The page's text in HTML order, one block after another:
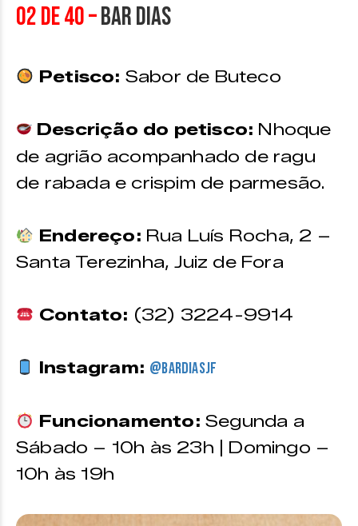
02 de 40 –Bar Dias
Petisco: Sabor de Buteco
Descrição do petisco: Nhoque
de agrião acompanhado de ragu
de rabada e crispim de parmesão.
Endereço: Rua Luís Rocha, 2 –
Santa Terezinha, Juiz de Fora
Contato: (32) 3224-9914
Instagram: @bardiasjf
Funcionamento: Segunda a
Sábado – 10h às 23h | Domingo –
10h às 19h